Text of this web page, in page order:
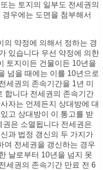
는 토지의 일부도 전세권의
우에는 도면을 첨부해서
의 약정에 의해서 정하는 경
있습니다 우선 약정에 의한
토지이든 건물이든 10년을
넘을 때에는 이를 10년으로
세권의 존속기간을 1년 미
합니다 전세권의 존속기간
자는 언제든지 상대방에 대
고 상대방이 이 통고를 받
은 소멸됩니다 전세권은
과 법정 갱신의 두 가지가
여 전세권을 갱신하는 경우
날로부터 10년을 넘지 못
세권의 존속기간 만료 전 6